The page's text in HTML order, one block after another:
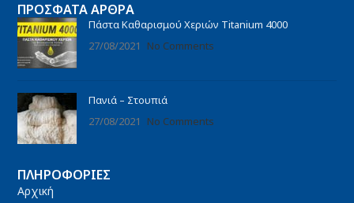
ΠΡΌΣΦΑΤΑ ΆΡΘΡΑ
Πάστα Καθαρισμού Χεριών Titanium 4000
27/08/2021
No Comments
Πανιά – Στουπιά
27/08/2021
No Comments
ΠΛΗΡΟΦΟΡΊΕΣ
Αρχική